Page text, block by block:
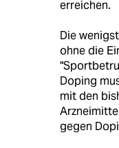
erreichen.
Die
ohne die
Doping
mit den
gegen